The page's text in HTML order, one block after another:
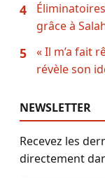
4
grâce à
5
« Il m’a fait
révèle son
NEWSLETTER
Recevez les
directement